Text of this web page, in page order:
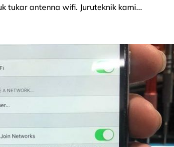
tukar antenna wifi. Juruteknik kami...